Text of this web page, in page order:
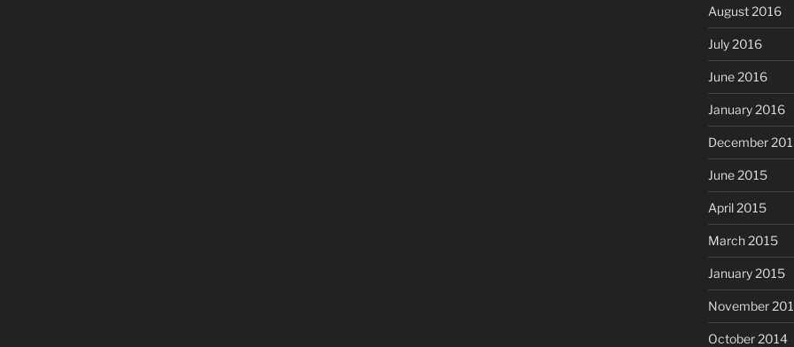
August 2016
July 2016
June 2016
January 2016
December
June 2015
April 2015
March 2015
January 2015
November
October 2014